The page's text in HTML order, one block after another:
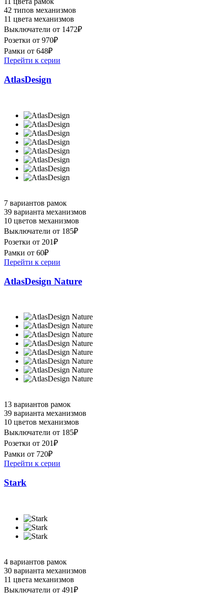
42 типов механизмов
11 цвета механизмов
Выключатели от 1472₽
Розетки от 970₽
Рамки от 648₽
Перейти к серии
AtlasDesign
7 вариантов рамок
39 варианта механизмов
10 цветов механизмов
Выключатели от 185₽
Розетки от 201₽
Рамки от 60₽
Перейти к серии
AtlasDesign Nature
13 вариантов рамок
39 варианта механизмов
10 цветов механизмов
Выключатели от 185₽
Розетки от 201₽
Рамки от 720₽
Перейти к серии
Stark
4 вариантов рамок
30 варианта механизмов
11 цвета механизмов
Выключатели от 491₽